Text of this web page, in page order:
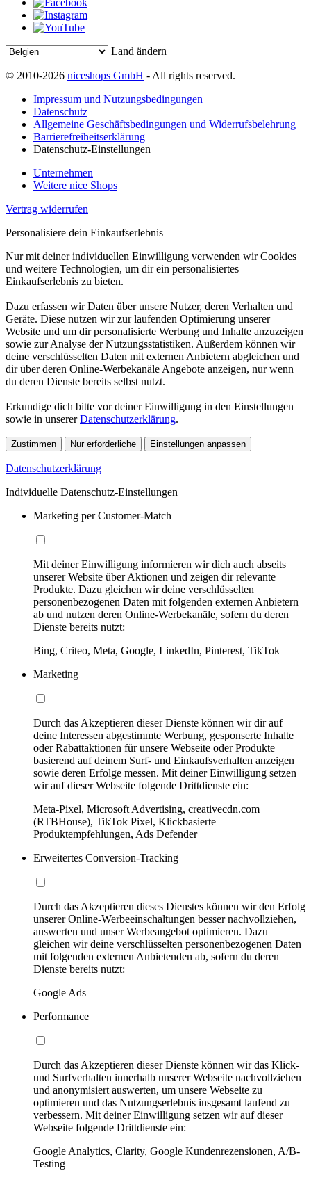
Land ändern
© 2010-2026 niceshops GmbH - All rights reserved.
Impressum und Nutzungsbedingungen
Datenschutz
Allgemeine Geschäftsbedingungen und Widerrufsbelehrung
Barrierefreiheitserklärung
Datenschutz-Einstellungen
Unternehmen
Weitere nice Shops
Vertrag widerrufen
Personalisiere dein Einkaufserlebnis
Nur mit deiner individuellen Einwilligung verwenden wir Cookies
und weitere Technologien, um dir ein personalisiertes
Einkaufserlebnis zu bieten.
Dazu erfassen wir Daten über unsere Nutzer, deren Verhalten und
Geräte. Diese nutzen wir zur laufenden Optimierung unserer
Website und um dir personalisierte Werbung und Inhalte anzuzeigen
sowie zur Analyse der Nutzungsstatistiken. Außerdem können wir
deine verschlüsselten Daten mit externen Anbietern abgleichen und
dir über deren Online-Werbekanäle Angebote anzeigen, nur wenn
du deren Dienste bereits selbst nutzt.
Erkundige dich bitte vor deiner Einwilligung in den Einstellungen
sowie in unsererDatenschutzerklärung.
Zustimmen Nur erforderliche Einstellungen anpassen
Datenschutzerklärung
Individuelle Datenschutz-Einstellungen
Marketing per Customer-Match
Mit deiner Einwilligung informieren wir dich auch abseits
unserer Website über Aktionen und zeigen dir relevante
Produkte. Dazu gleichen wir deine verschlüsselten
personenbezogenen Daten mit folgenden externen Anbietern
ab und nutzen deren Online-Werbekanäle, sofern du deren
Dienste bereits nutzt:
Bing, Criteo, Meta, Google, LinkedIn, Pinterest, TikTok
Marketing
Durch das Akzeptieren dieser Dienste können wir dir auf
deine Interessen abgestimmte Werbung, gesponserte Inhalte
oder Rabattaktionen für unsere Webseite oder Produkte
basierend auf deinem Surf- und Einkaufsverhalten anzeigen
sowie deren Erfolge messen. Mit deiner Einwilligung setzen
wir auf dieser Webseite folgende Drittdienste ein:
Meta-Pixel, Microsoft Advertising, creativecdn.com
(RTBHouse), TikTok Pixel, Klickbasierte
Produktempfehlungen, Ads Defender
Erweitertes Conversion-Tracking
Durch das Akzeptieren dieses Dienstes können wir den Erfolg
unserer Online-Werbeeinschaltungen besser nachvollziehen,
auswerten und unser Werbeangebot optimieren. Dazu
gleichen wir deine verschlüsselten personenbezogenen Daten
mit folgenden externen Anbietenden ab, sofern du deren
Dienste bereits nutzt:
Google Ads
Performance
Durch das Akzeptieren dieser Dienste können wir das Klick-
und Surfverhalten innerhalb unserer Webseite nachvollziehen
und anonymisiert auswerten, um unsere Webseite zu
optimieren und das Nutzungserlebnis insgesamt laufend zu
verbessern. Mit deiner Einwilligung setzen wir auf dieser
Webseite folgende Drittdienste ein:
Google Analytics, Clarity, Google Kundenrezensionen, A/B-
Testing